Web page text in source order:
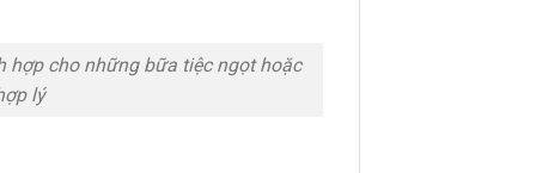
hợp cho những bữa tiệc ngọt hoặc
lý